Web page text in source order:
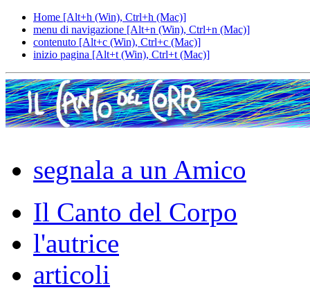
Home [Alt+h (Win), Ctrl+h (Mac)]
menu di navigazione [Alt+n (Win), Ctrl+n (Mac)]
contenuto [Alt+c (Win), Ctrl+c (Mac)]
inizio pagina [Alt+t (Win), Ctrl+t (Mac)]
segnala a un Amico
Il Canto del Corpo
l'autrice
articoli